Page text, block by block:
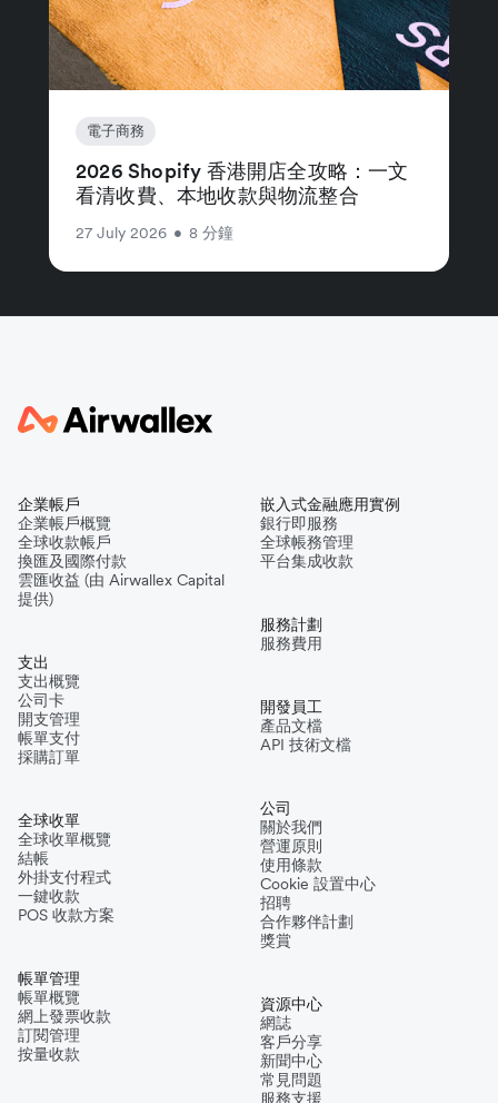
電子商務
2026 Shopify 香港開店全攻略：一文
看清收費、本地收款與物流整合
27 July 2026 • 8 分鐘
企業帳戶
企業帳戶概覽
全球收款帳戶
換匯及國際付款
雲匯收益 (由 Airwallex Capital
提供)
支出
支出概覽
公司卡
開支管理
帳單支付
採購訂單
全球收單
全球收單概覽
結帳
外掛支付程式
一鍵收款
POS 收款方案
帳單管理
帳單概覽
網上發票收款
訂閱管理
按量收款
嵌入式金融應用實例
銀行即服務
全球帳務管理
平台集成收款
服務計劃
服務費用
開發員工
產品文檔
API 技術文檔
公司
關於我們
營運原則
使用條款
Cookie 設置中心
招聘
合作夥伴計劃
獎賞
資源中心
網誌
客戶分享
新聞中心
常見問題
服務支援